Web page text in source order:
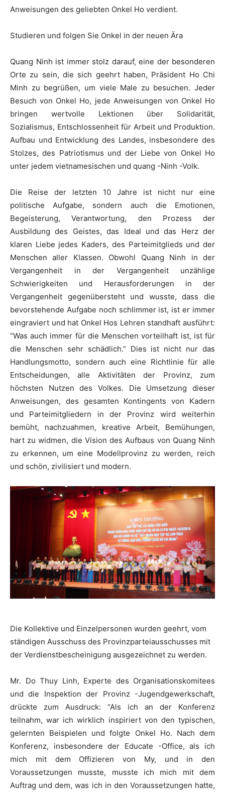
Anweisungen des geliebten Onkel Ho verdient.
Studieren und folgen Sie Onkel in der neuen Ära
Quang Ninh ist immer stolz darauf, eine der besonderen
Orte zu sein, die sich geehrt haben, Präsident Ho Chi
Minh zu begrüßen, um viele Male zu besuchen. Jeder
Besuch von Onkel Ho, jede Anweisungen von Onkel Ho
bringen wertvolle Lektionen über Solidarität,
Sozialismus, Entschlossenheit für Arbeit und Produktion.
Aufbau und Entwicklung des Landes, insbesondere des
Stolzes, des Patriotismus und der Liebe von Onkel Ho
unter jedem vietnamesischen und quang -Ninh -Volk.
Die Reise der letzten 10 Jahre ist nicht nur eine
politische Aufgabe, sondern auch die Emotionen,
Begeisterung, Verantwortung, den Prozess der
Ausbildung des Geistes, das Ideal und das Herz der
klaren Liebe jedes Kaders, des Parteimitglieds und der
Menschen aller Klassen. Obwohl Quang Ninh in der
Vergangenheit in der Vergangenheit unzählige
Schwierigkeiten und Herausforderungen in der
Vergangenheit gegenübersteht und wusste, dass die
bevorstehende Aufgabe noch schlimmer ist, ist er immer
eingraviert und hat Onkel Hos Lehren standhaft ausführt:
“Was auch immer für die Menschen vorteilhaft ist, ist für
die Menschen sehr schädlich.” Dies ist nicht nur das
Handlungsmotto, sondern auch eine Richtlinie für alle
Entscheidungen, alle Aktivitäten der Provinz, zum
höchsten Nutzen des Volkes. Die Umsetzung dieser
Anweisungen, des gesamten Kontingents von Kadern
und Parteimitgliedern in der Provinz wird weiterhin
bemüht, nachzuahmen, kreative Arbeit, Bemühungen,
hart zu widmen, die Vision des Aufbaus von Quang Ninh
zu erkennen, um eine Modellprovinz zu werden, reich
und schön, zivilisiert und modern.
Die Kollektive und Einzelpersonen wurden geehrt, vom
ständigen Ausschuss des Provinzparteiausschusses mit
der Verdienstbescheinigung ausgezeichnet zu werden.
Mr. Do Thuy Linh, Experte des Organisationskomitees
und die Inspektion der Provinz -Jugendgewerkschaft,
drückte zum Ausdruck: “Als ich an der Konferenz
teilnahm, war ich wirklich inspiriert von den typischen,
gelernten Beispielen und folgte Onkel Ho. Nach dem
Konferenz, insbesondere der Educate -Office, als ich
mich mit dem Offizieren von My, und in den
Voraussetzungen musste, musste ich mich mit dem
Auftrag und dem, was ich in den Voraussetzungen hatte,